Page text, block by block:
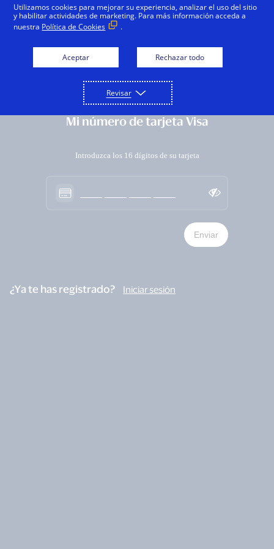
Skip
content
Crear una cuenta
2
Mi número de tarjeta Visa
¿Ya te has registrado? Iniciar sesión
Los
datos
introducidos
perderán.
Utilizamos cookies para mejorar su experiencia, analizar el uso del sitio
y habilitar actividades de marketing. Para más información acceda a
nuestra Política de Cookies .
Aceptar Rechazar todo
Revisar